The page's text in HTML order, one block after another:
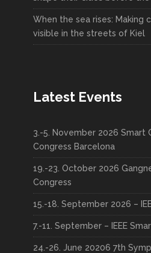
When the sea rises: Making
visible in the streets of Kiel
Latest Events
3.-5. November 2026 Smart
Congress Barcelona
19.-23. October 2026
Congress
15.-18. September 2026 –
7.-11. September – IEEE
24.-26. June 20206 7th